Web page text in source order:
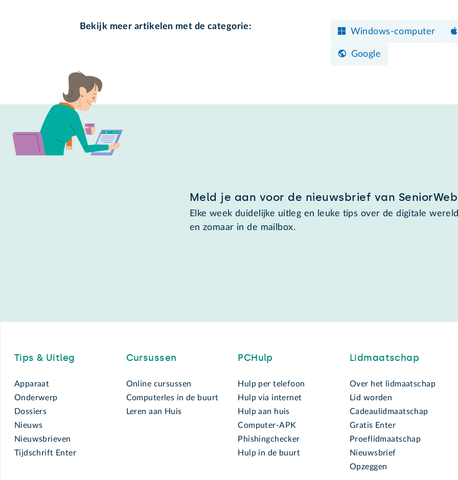
Bekijk meer artikelen met de categorie:
Windows-computer
Google
Meld je aan voor de nieuwsbrief van SeniorWeb
Elke week duidelijke uitleg en leuke tips over de digitale
en zomaar in de mailbox.
Tips & Uitleg
Apparaat
Onderwerp
Dossiers
Nieuws
Nieuwsbrieven
Tijdschrift Enter
Cursussen
Online cursussen
Computerles in de buurt
Leren aan Huis
PCHulp
Hulp per telefoon
Hulp via internet
Hulp aan huis
Computer-APK
Phishingchecker
Hulp in de buurt
Lidmaatschap
Over het lidmaatschap
Lid worden
Cadeaulidmaatschap
Gratis Enter
Proeflidmaatschap
Nieuwsbrief
Opzeggen